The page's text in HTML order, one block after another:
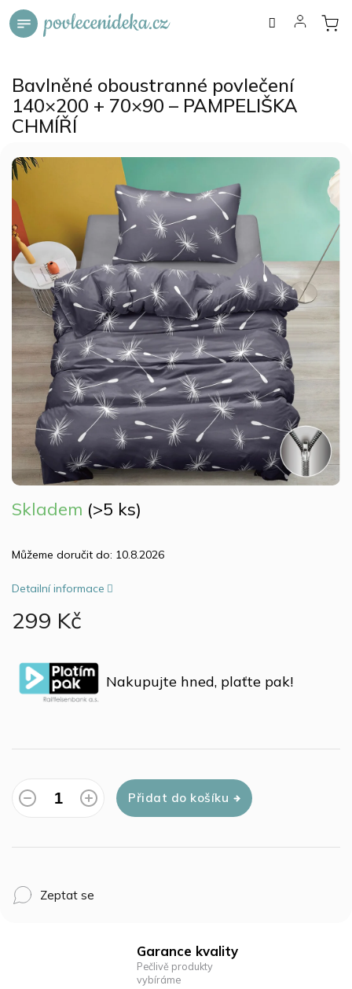
Přejít
na
Bavlněné oboustranné povlečení
140×200 + 70×90 – PAMPELIŠKA
CHMÍŘÍ
299 Kč
cena:
Nakupujte hned, plaťte pak!
Skladem (>5 ks)
Můžeme doručit do: 10.8.2026
Přidat do košíku
Detailní informace
Zeptat se
Garance kvality
Pečlivě produkty
vybíráme